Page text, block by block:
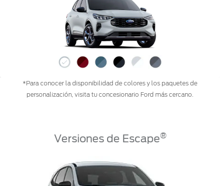
*Para conocer la disponibilidad de colores y los paquetes de
personalización, visita tu concesionario Ford más cercano.
Versiones de Escape®